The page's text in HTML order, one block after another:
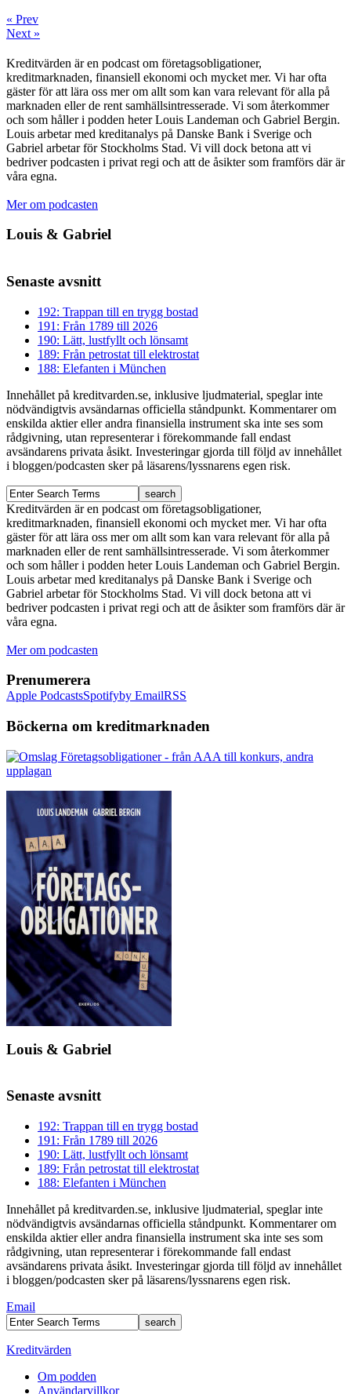
« Prev
Next »
Kreditvärden är en podcast om företagsobligationer,
kreditmarknaden, finansiell ekonomi och mycket mer. Vi har ofta
gäster för att lära oss mer om allt som kan vara relevant för alla på
marknaden eller de rent samhällsintresserade. Vi som återkommer
och som håller i podden heter Louis Landeman och Gabriel Bergin.
Louis arbetar med kreditanalys på Danske Bank i Sverige och
Gabriel arbetar för Stockholms Stad. Vi vill dock betona att vi
bedriver podcasten i privat regi och att de åsikter som framförs där är
våra egna.
Mer om podcasten
Louis & Gabriel
Senaste avsnitt
192: Trappan till en trygg bostad
191: Från 1789 till 2026
190: Lätt, lustfyllt och lönsamt
189: Från petrostat till elektrostat
188: Elefanten i München
Innehållet på kreditvarden.se, inklusive ljudmaterial, speglar inte
nödvändigtvis avsändarnas officiella ståndpunkt. Kommentarer om
enskilda aktier eller andra finansiella instrument ska inte ses som
rådgivning, utan representerar i förekommande fall endast
avsändarens privata åsikt. Investeringar gjorda till följd av innehållet
i bloggen/podcasten sker på läsarens/lyssnarens egen risk.
Kreditvärden är en podcast om företagsobligationer,
kreditmarknaden, finansiell ekonomi och mycket mer. Vi har ofta
gäster för att lära oss mer om allt som kan vara relevant för alla på
marknaden eller de rent samhällsintresserade. Vi som återkommer
och som håller i podden heter Louis Landeman och Gabriel Bergin.
Louis arbetar med kreditanalys på Danske Bank i Sverige och
Gabriel arbetar för Stockholms Stad. Vi vill dock betona att vi
bedriver podcasten i privat regi och att de åsikter som framförs där är
våra egna.
Mer om podcasten
Prenumerera
Apple PodcastsSpotifyby EmailRSS
Böckerna om kreditmarknaden
Louis & Gabriel
Senaste avsnitt
192: Trappan till en trygg bostad
191: Från 1789 till 2026
190: Lätt, lustfyllt och lönsamt
189: Från petrostat till elektrostat
188: Elefanten i München
Innehållet på kreditvarden.se, inklusive ljudmaterial, speglar inte
nödvändigtvis avsändarnas officiella ståndpunkt. Kommentarer om
enskilda aktier eller andra finansiella instrument ska inte ses som
rådgivning, utan representerar i förekommande fall endast
avsändarens privata åsikt. Investeringar gjorda till följd av innehållet
i bloggen/podcasten sker på läsarens/lyssnarens egen risk.
Email
Kreditvärden
Om podden
Användarvillkor